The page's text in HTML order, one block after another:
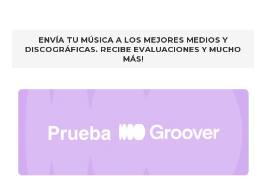
ENVÍA TU MÚSICA A LOS MEJORES MEDIOS Y
DISCOGRÁFICAS. RECIBE EVALUACIONES Y MUCHO
MÁS!